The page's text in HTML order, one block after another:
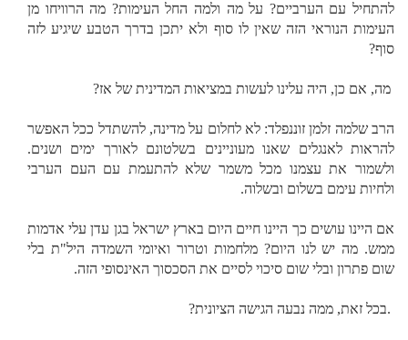
להתחיל עם הערביים? על מה ולמה החל העימות? מה הרוויחו מן
העימות הנוראי הזה שאין לו סוף ולא יתכן בדרך הטבע שיגיע לזה
סוף?
מה, אם כן, היה עלינו לעשות במציאות המדינית של אז?
הרב שלמה זלמן זוננפלד: לא לחלום על מדינה, להשתדל ככל האפשר
להראות לאנגלים שאנו מעוניינים בשלטונם לאורך ימים ושנים.
ולשמור את עצמנו מכל משמר שלא להתעמת עם העם הערבי
ולחיות עימם בשלום ובשלוה.
אם היינו עושים כך היינו חיים היום בארץ ישראל בגן עדן עלי אדמות
ממש. מה יש לנו היום? מלחמות וטרור ואיומי השמדה היל"ת בלי
שום פתרון ובלי שום סיכוי לסיים את הסכסוך האינסופי הזה.
.בכל זאת, ממה נבעה הגישה הציונית?